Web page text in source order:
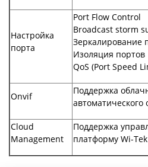
Настройка
порта
Port Flow Control
Broadcast storm
Зеркалирование
Изоляция портов
QoS (Port Speed
Onvif
Поддержка
Cloud
Management
Поддержка
платформу Wi-